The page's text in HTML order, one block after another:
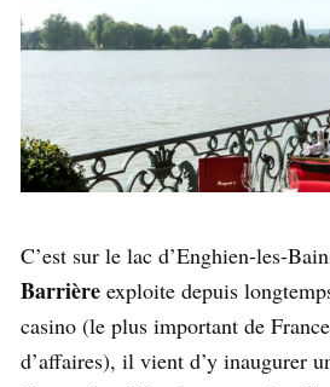
C’est sur le lac d’Enghien-les-
Barrière exploite depuis
casino (le plus important de
d’affaires), il vient d’y inaugurer